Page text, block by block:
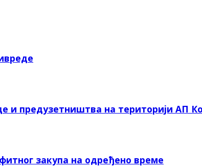
и предузетништва на територији АП
закупа на одређено време